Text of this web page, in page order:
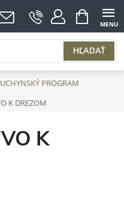
HĽADAŤ
NÁKUPNÝ
KOŠÍK
PROGRAM
K DREZOM
K